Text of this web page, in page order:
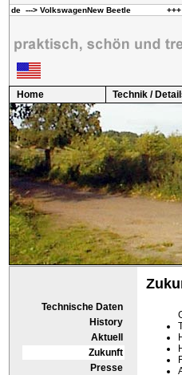
Home Technik /
Technische Daten
History
Aktuell
Zukunft
Presse